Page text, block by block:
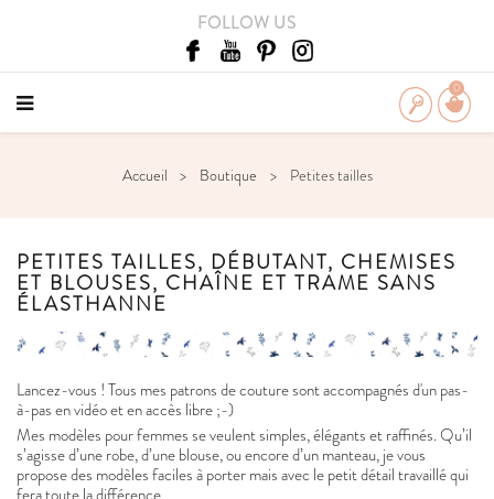
FOLLOW US
0
Accueil Boutique Petites tailles
PETITES TAILLES, DÉBUTANT, CHEMISES
ET BLOUSES, CHAÎNE ET TRAME SANS
ÉLASTHANNE
Lancez-vous ! Tous mes patrons de couture sont accompagnés d'un pas-
à-pas en vidéo et en accès libre ;-)
Mes modèles pour femmes se veulent simples, élégants et raffinés. Qu’il
s’agisse d’une robe, d’une blouse, ou encore d’un manteau, je vous
propose des modèles faciles à porter mais avec le petit détail travaillé qui